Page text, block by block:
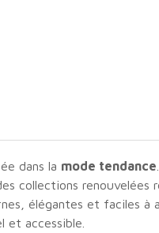
dans la mode tendance
collections renouvelées
élégantes et faciles à
accessible.